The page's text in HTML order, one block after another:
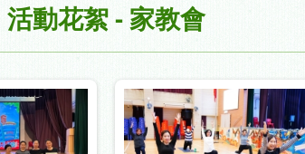
活動花絮 - 家教會